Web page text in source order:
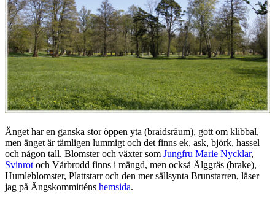
Änget har en ganska stor öppen yta (braidsräum), gott om klibbal,
men änget är tämligen lummigt och det finns ek, ask, björk, hassel
och någon tall. Blomster och växter som Jungfru Marie Nycklar,
Svinrot och Vårbrodd finns i mängd, men också Älggräs (brake),
Humleblomster, Plattstarr och den mer sällsynta Brunstarren, läser
jag på Ängskommitténs hemsida.